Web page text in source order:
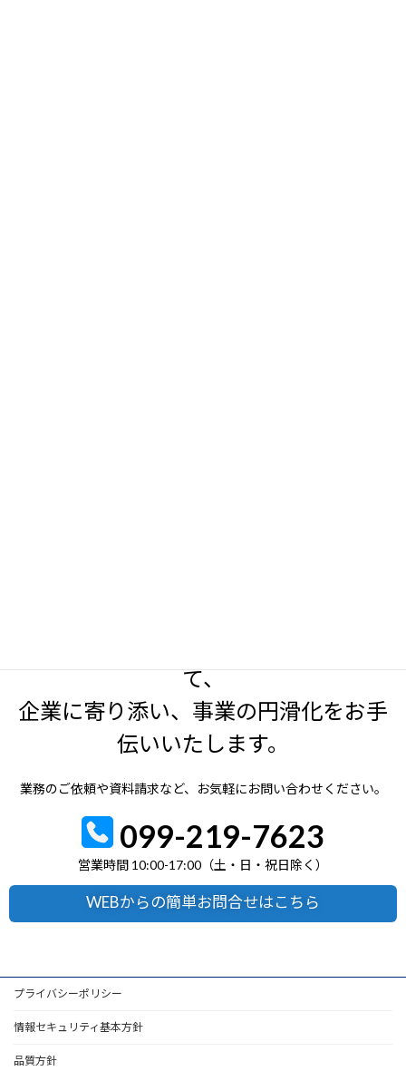
て、
企業に寄り添い、事業の円滑化をお手
伝いいたします。
業務のご依頼や資料請求など、お気軽にお問い合わせください。
099-219-7623
営業時間 10:00-17:00（土・日・祝日除く）
WEBからの簡単お問合せはこちら
プライバシーポリシー
情報セキュリティ基本方針
品質方針